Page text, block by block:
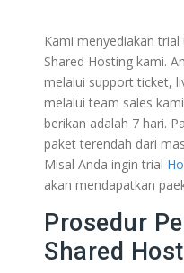
Kami menyediakan
Shared Hosting kami.
melalui support ticket,
melalui team sales
berikan adalah 7 hari.
paket terendah dari
Misal Anda ingin trial
akan mendapatkan
Prosedur
Shared